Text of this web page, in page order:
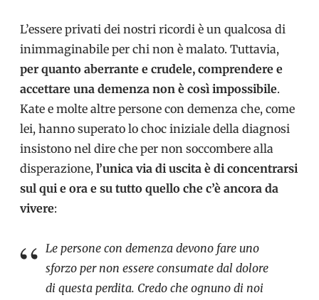
L’essere privati dei nostri ricordi è un qualcosa di
inimmaginabile per chi non è malato. Tuttavia,
per quanto aberrante e crudele, comprendere e
accettare una demenza non è così impossibile.
Kate e molte altre persone con demenza che, come
lei, hanno superato lo choc iniziale della diagnosi
insistono nel dire che per non soccombere alla
disperazione, l’unica via di uscita è di concentrarsi
sul qui e ora e su tutto quello che c’è ancora da
vivere:
Le persone con demenza devono fare uno
sforzo per non essere consumate dal dolore
di questa perdita. Credo che ognuno di noi